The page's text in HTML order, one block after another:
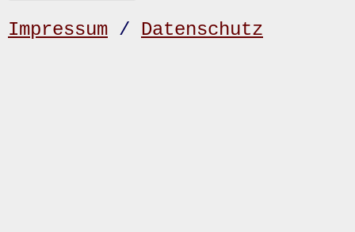
Impressum / Datenschutz